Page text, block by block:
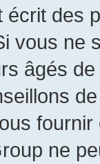
écrit des
vous ne
âgés
ne